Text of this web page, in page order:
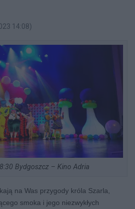
14:08)
Bydgoszcz – Kino Adria
na Was przygody króla Szarla,
smoka i jego niezwykłych